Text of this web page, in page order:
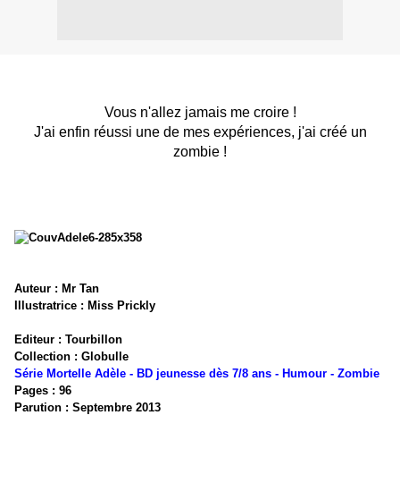
Vous n'allez jamais me croire !
J'ai enfin réussi une de mes expériences, j'ai créé un
zombie !
Auteur : Mr Tan
Illustratrice : Miss Prickly
Editeur : Tourbillon
Collection : Globulle
Série Mortelle Adèle - BD jeunesse dès 7/8 ans - Humour - Zombie
Pages : 96
Parution : Septembre 2013